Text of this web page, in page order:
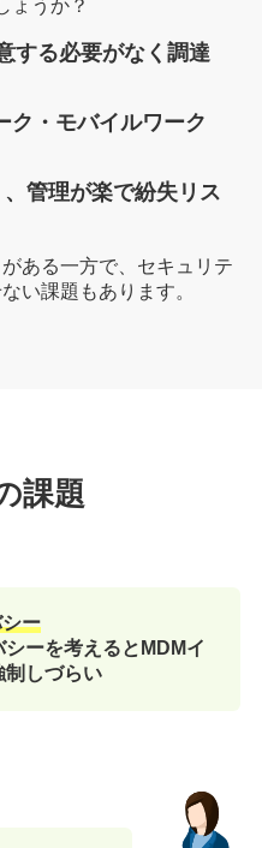
ょうか？
する必要がなく調達
ク・モバイルワーク
管理が楽で紛失リス
ある一方で、セキュリテ
い課題もあります。
課題
ー
ーを考えるとMDMイ
制しづらい